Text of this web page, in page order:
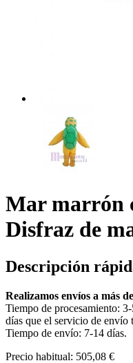
Mar marrón
Disfraz de
Descripción
Realizamos envíos a más
Tiempo de procesamiento:
días que el servicio de envío
Tiempo de envío: 7-14 días.
Precio habitual: 505,08 €